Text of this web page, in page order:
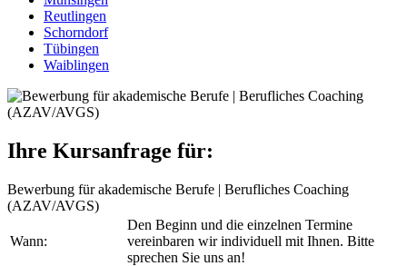
Reutlingen
Schorndorf
Tübingen
Waiblingen
Ihre Kursanfrage für:
Bewerbung für akademische Berufe | Berufliches Coaching
(AZAV/AVGS)
Wann:
Den Beginn und die einzelnen Termine
vereinbaren wir individuell mit Ihnen. Bitte
sprechen Sie uns an!